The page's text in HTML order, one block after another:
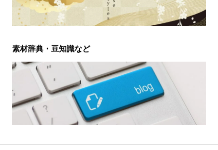
素材辞典・豆知識など